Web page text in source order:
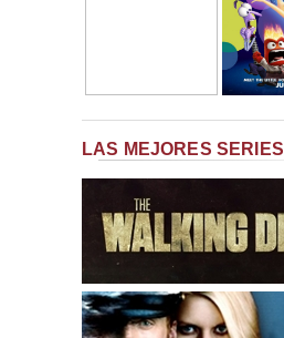
LAS MEJORES SERIES